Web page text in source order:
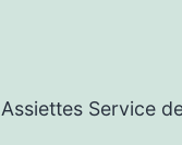
Service